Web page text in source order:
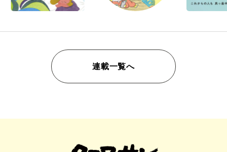
連載一覧へ